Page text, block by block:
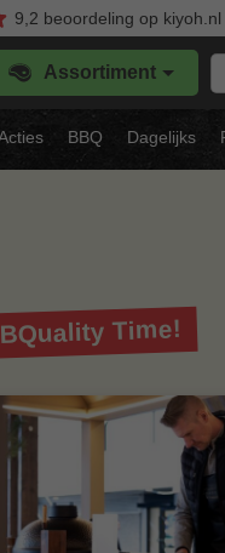
9,2 beoordelingop kiyoh.nl
Assortiment
BBQ Dagelijks
Time!